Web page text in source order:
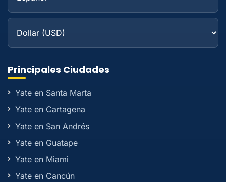
Principales Ciudades
Yate en Santa Marta
Yate en Cartagena
Yate en San Andrés
Yate en Guatape
Yate en Miami
Yate en Cancún